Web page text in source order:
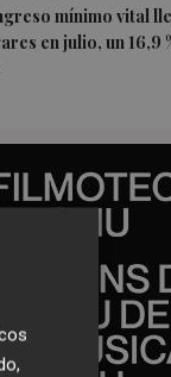
mínimo vital
en julio, un 16,9